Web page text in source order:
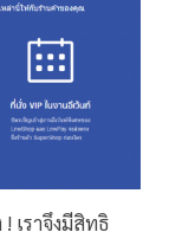
เราจึงมีสิทธิ